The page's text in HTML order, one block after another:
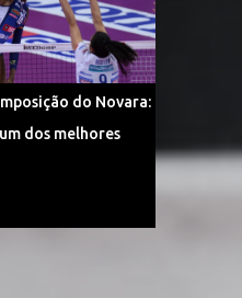
do Novara:
dos melhores